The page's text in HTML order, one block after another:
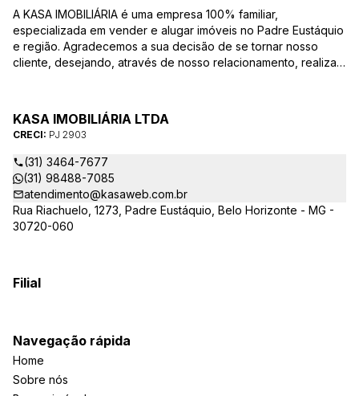
A KASA IMOBILIÁRIA é uma empresa 100% familiar,
especializada em vender e alugar imóveis no Padre Eustáquio
e região. Agradecemos a sua decisão de se tornar nosso
cliente, desejando, através de nosso relacionamento, realizar
uma equipe altamente qualificada e com a experiência de
quem atua há mais de 30 anos na região, desde de 1984,
destacamos alguns diferenciais importantes para o sucesso
dessa parceria.
KASA IMOBILIÁRIA LTDA
CRECI: PJ 2903
(31) 3464-7677
(31) 98488-7085
atendimento@kasaweb.com.br
Rua Riachuelo, 1273, Padre Eustáquio, Belo Horizonte - MG -
30720-060
Filial
Navegação rápida
Home
Sobre nós